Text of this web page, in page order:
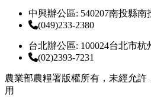
中興辦公區: 540207南投縣南
(049)233-2380
台北辦公區: 100024台北市杭
(02)2393-7231
農業部農糧署版權所有，未經允
用